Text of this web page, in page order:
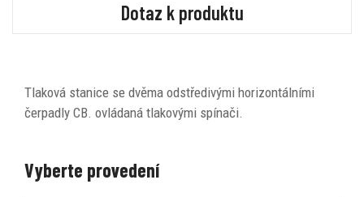
Dotaz k produktu
Tlaková stanice se dvěma odstředivými horizontálními
čerpadly CB. ovládaná tlakovými spínači.
Vyberte provedení